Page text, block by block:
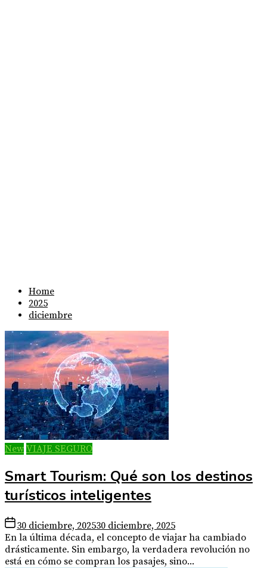
Home
2025
diciembre
New VIAJE SEGURO
Smart Tourism: Qué son los destinos
turísticos inteligentes
30 diciembre, 202530 diciembre, 2025
En la última década, el concepto de viajar ha cambiado
drásticamente. Sin embargo, la verdadera revolución no
está en cómo se compran los pasajes, sino...